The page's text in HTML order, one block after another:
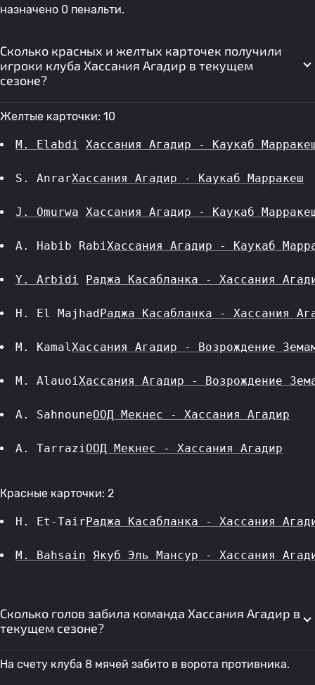
назначено 0 пенальти.
Сколько красных и желтых карточек получили
игроки клуба Хассания Агадир в текущем
сезоне?
Желтые карточки: 10
M. Elabdi Хассания Агадир - Каукаб
S. AnrarХассания Агадир - Каукаб Марракеш
J. Omurwa Хассания Агадир - Каукаб
A. Habib RabiХассания Агадир - Каукаб
Y. Arbidi Раджа Касабланка - Хассания
H. El MajhadРаджа Касабланка - Хассания
M. KamalХассания Агадир - Возрождение
M. AlauoiХассания Агадир - Возрождение
A. SahnouneООД Мекнес - Хассания Агадир
A. TarraziООД Мекнес - Хассания Агадир
Красные карточки: 2
H. Et-TairРаджа Касабланка - Хассания
M. Bahsain Якуб Эль Мансур - Хассания
Сколько голов забила команда Хассания Агадир в
текущем сезоне?
На счету клуба 8 мячей забито в ворота противника.